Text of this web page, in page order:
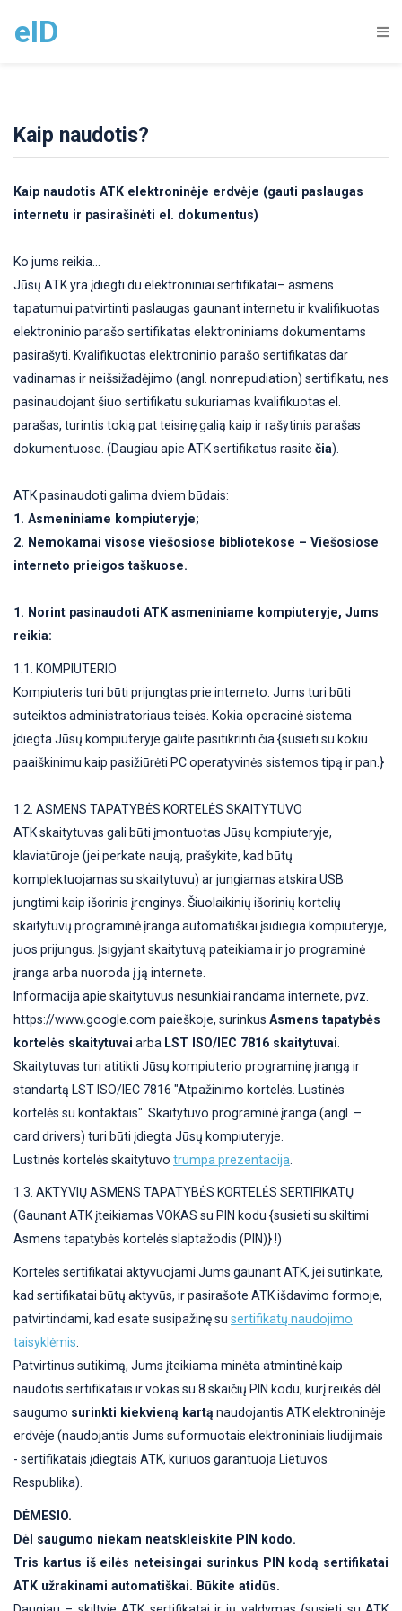
eID
Kaip naudotis?
Kaip naudotis ATK elektroninėje erdvėje (gauti paslaugas
internetu ir pasirašinėti el. dokumentus)
Ko jums reikia...
Jūsų ATK yra įdiegti du elektroniniai sertifikatai– asmens
tapatumui patvirtinti paslaugas gaunant internetu ir kvalifikuotas
elektroninio parašo sertifikatas elektroniniams dokumentams
pasirašyti. Kvalifikuotas elektroninio parašo sertifikatas dar
vadinamas ir neišsižadėjimo (angl. nonrepudiation) sertifikatu, nes
pasinaudojant šiuo sertifikatu sukuriamas kvalifikuotas el.
parašas, turintis tokią pat teisinę galią kaip ir rašytinis parašas
dokumentuose. (Daugiau apie ATK sertifikatus rasite čia).
ATK pasinaudoti galima dviem būdais:
1. Asmeniniame kompiuteryje;
2. Nemokamai visose viešosiose bibliotekose – Viešosiose
interneto prieigos taškuose.
1. Norint pasinaudoti ATK asmeniniame kompiuteryje, Jums
reikia:
1.1. KOMPIUTERIO
Kompiuteris turi būti prijungtas prie interneto. Jums turi būti
suteiktos administratoriaus teisės. Kokia operacinė sistema
įdiegta Jūsų kompiuteryje galite pasitikrinti čia {susieti su kokiu
paaiškinimu kaip pasižiūrėti PC operatyvinės sistemos tipą ir pan.}
1.2. ASMENS TAPATYBĖS KORTELĖS SKAITYTUVO
ATK skaitytuvas gali būti įmontuotas Jūsų kompiuteryje,
klaviatūroje (jei perkate naują, prašykite, kad būtų
komplektuojamas su skaitytuvu) ar jungiamas atskira USB
jungtimi kaip išorinis įrenginys. Šiuolaikinių išorinių kortelių
skaitytuvų programinė įranga automatiškai įsidiegia kompiuteryje,
juos prijungus. Įsigyjant skaitytuvą pateikiama ir jo programinė
įranga arba nuoroda į ją internete.
Informacija apie skaitytuvus nesunkiai randama internete, pvz.
https://www.google.com paieškoje, surinkus Asmens tapatybės
kortelės skaitytuvai arba LST ISO/IEC 7816 skaitytuvai
Skaitytuvas turi atitikti Jūsų kompiuterio programinę įrangą ir
standartą LST ISO/IEC 7816 "Atpažinimo kortelės. Lustinės
kortelės su kontaktais". Skaitytuvo programinė įranga (angl. –
card drivers) turi būti įdiegta Jūsų kompiuteryje.
Lustinės kortelės skaitytuvo trumpa prezentacija
1.3. AKTYVIŲ ASMENS TAPATYBĖS KORTELĖS SERTIFIKATŲ
(Gaunant ATK įteikiamas VOKAS su PIN kodu {susieti su skiltimi
Asmens tapatybės kortelės slaptažodis (PIN)} !)
Kortelės sertifikatai aktyvuojami Jums gaunant ATK, jei sutinkate,
kad sertifikatai būtų aktyvūs, ir pasirašote ATK išdavimo formoje,
patvirtindami, kad esate susipažinę su sertifikatų naudojimo
taisyklėmis
Patvirtinus sutikimą, Jums įteikiama minėta atmintinė kaip
naudotis sertifikatais ir vokas su 8 skaičių PIN kodu, kurį reikės dėl
saugumo surinkti kiekvieną kartą naudojantis ATK elektroninėje
erdvėje (naudojantis Jums suformuotais elektroniniais liudijimais
- sertifikatais įdiegtais ATK, kuriuos garantuoja Lietuvos
Respublika).
DĖMESIO.
Dėl saugumo niekam neatskleiskite PIN kodo.
Tris kartus iš eilės neteisingai surinkus PIN kodą sertifikatai
ATK užrakinami automatiškai. Būkite atidūs.